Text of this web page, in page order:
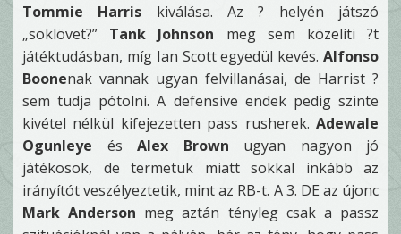
Tommie Harris kiválása. Az ? helyén játszó
„soklövet?” Tank Johnson meg sem közelíti ?t
játéktudásban, míg Ian Scott egyedül kevés. Alfonso
Boonenak vannak ugyan felvillanásai, de Harrist ?
sem tudja pótolni. A defensive endek pedig szinte
kivétel nélkül kifejezetten pass rusherek. Adewale
Ogunleye és Alex Brown ugyan nagyon jó
játékosok, de termetük miatt sokkal inkább az
irányítót veszélyeztetik, mint az RB-t. A 3. DE az újonc
Mark Anderson meg aztán tényleg csak a passz